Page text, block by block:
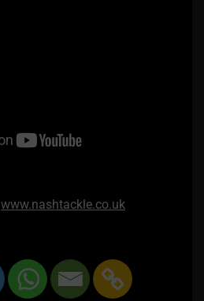
www.nashtackle.co.uk